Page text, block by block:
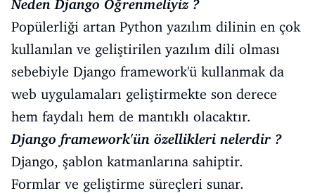
Neden Django Öğrenmeliyiz ?
Popülerliği artan Python yazılım dilinin en çok
kullanılan ve geliştirilen yazılım dili olması
sebebiyle Django framework'ü kullanmak da
web uygulamaları geliştirmekte son derece
hem faydalı hem de mantıklı olacaktır.
Django framework'ün özellikleri nelerdir ?
Django, şablon katmanlarına sahiptir.
Formlar ve geliştirme süreçleri sunar.